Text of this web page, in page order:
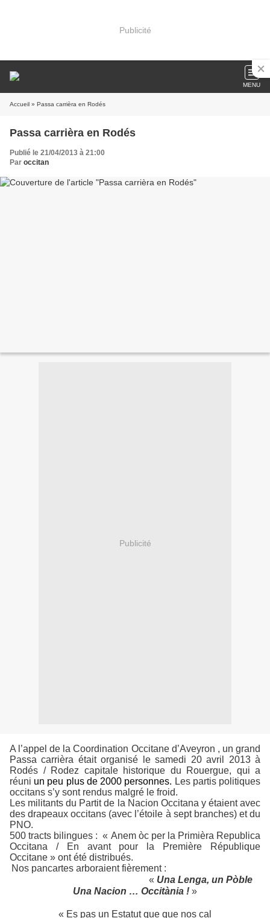
Publicité
MENU
Accueil » Passa carrièra en Rodés
Passa carrièra en Rodés
Publié le 21/04/2013 à 21:00
Par occitan
Publicité
A l’appel de la Coordination Occitane d’Aveyron , un grand
Passa carrièra était organisé le samedi 20 avril 2013 à
Rodés / Rodez capitale historique du Rouergue, qui a
réuni un peu plus de 2000 personnes. Les partis politiques
occitans s’y sont rendus malgré le froid.
Les militants du Partit de la Nacion Occitana y étaient avec
des drapeaux occitans (avec l’étoile à sept branches) et du
PNO.
500 tracts bilingues : « Anem òc per la Primièra Republica
Occitana / En avant pour la Première République
Occitane » ont été distribués.
Nos pancartes arboraient fièrement :
« Una Lenga, un Pòble
Una Nacion … Occitània ! »
« Es pas un Estatut que que nos cal